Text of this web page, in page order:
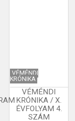
VÉMÉNDI
KRÓNIKA
VÉMÉNDI
KRÓNIKA / X.
ÉVFOLYAM 4.
SZÁM